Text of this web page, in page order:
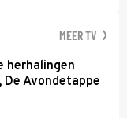
MEER TV
herhalingen
Avondetappe